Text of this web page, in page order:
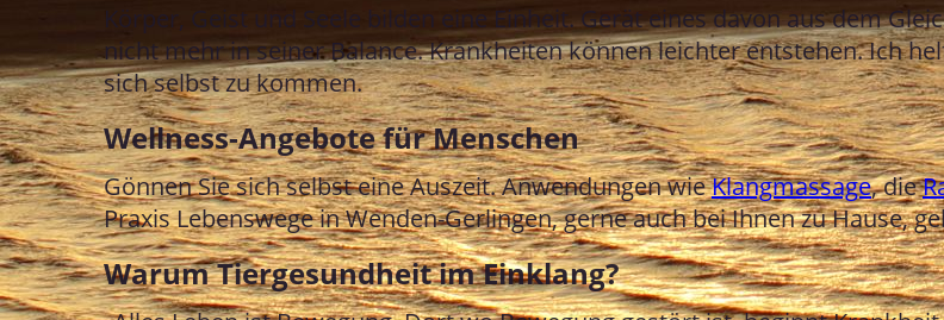
Körper, Geist und Seele bilden eine Einheit. Gerät eines davon aus dem
nicht mehr in seiner Balance. Krankheiten können leichter entstehen. Ich
sich selbst zu kommen.
Wellness-Angebote für Menschen
Gönnen Sie sich selbst eine Auszeit. Anwendungen wieKlangmassage, die
Praxis Lebenswege in Wenden-Gerlingen, gerne auch bei Ihnen zu Hause,
Warum Tiergesundheit im Einklang?